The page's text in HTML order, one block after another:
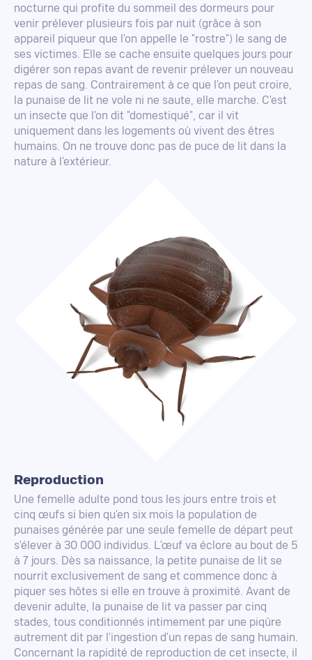
nocturne qui profite du sommeil des dormeurs pour
venir prélever plusieurs fois par nuit (grâce à son
appareil piqueur que l'on appelle le "rostre") le sang de
ses victimes. Elle se cache ensuite quelques jours pour
digérer son repas avant de revenir prélever un nouveau
repas de sang. Contrairement à ce que l'on peut croire,
la punaise de lit ne vole ni ne saute, elle marche. C'est
un insecte que l'on dit "domestiqué", car il vit
uniquement dans les logements où vivent des êtres
humains. On ne trouve donc pas de puce de lit dans la
nature à l'extérieur.
Reproduction
Une femelle adulte pond tous les jours entre trois et
cinq œufs si bien qu'en six mois la population de
punaises générée par une seule femelle de départ peut
s'élever à 30 000 individus. L'œuf va éclore au bout de 5
à 7 jours. Dès sa naissance, la petite punaise de lit se
nourrit exclusivement de sang et commence donc à
piquer ses hôtes si elle en trouve à proximité. Avant de
devenir adulte, la punaise de lit va passer par cinq
stades, tous conditionnés intimement par une piqûre
autrement dit par l'ingestion d'un repas de sang humain.
Concernant la rapidité de reproduction de cet insecte, il